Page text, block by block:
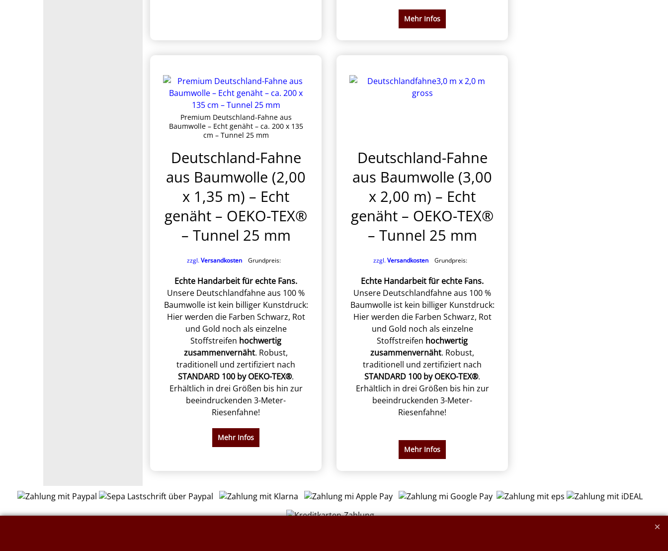
Mehr Infos
Premium Deutschland-Fahne aus
Baumwolle – Echt genäht – ca. 200 x 135
cm – Tunnel 25 mm
Deutschland-Fahne
aus Baumwolle (2,00
x 1,35 m) – Echt
genäht – OEKO-TEX®
– Tunnel 25 mm
zzgl.Versandkosten Grundpreis:
Echte Handarbeit für echte Fans.
Unsere Deutschlandfahne aus 100 %
Baumwolle ist kein billiger Kunstdruck:
Hier werden die Farben Schwarz, Rot
und Gold noch als einzelne
Stoffstreifen hochwertig
zusammenvernäht. Robust,
traditionell und zertifiziert nach
STANDARD 100 by OEKO-TEX®.
Erhältlich in drei Größen bis hin zur
beeindruckenden 3-Meter-
Riesenfahne!
Mehr Infos
Deutschland-Fahne
aus Baumwolle (3,00
x 2,00 m) – Echt
genäht – OEKO-TEX®
– Tunnel 25 mm
zzgl.Versandkosten Grundpreis:
Echte Handarbeit für echte Fans.
Unsere Deutschlandfahne aus 100 %
Baumwolle ist kein billiger Kunstdruck:
Hier werden die Farben Schwarz, Rot
und Gold noch als einzelne
Stoffstreifen hochwertig
zusammenvernäht. Robust,
traditionell und zertifiziert nach
STANDARD 100 by OEKO-TEX®.
Erhältlich in drei Größen bis hin zur
beeindruckenden 3-Meter-
Riesenfahne!
Mehr Infos